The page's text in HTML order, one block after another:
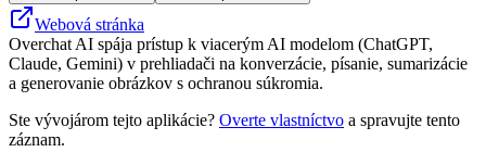
Webová stránka
Overchat AI spája prístup k viacerým AI modelom (ChatGPT,
Claude, Gemini) v prehliadači na konverzácie, písanie, sumarizácie
a generovanie obrázkov s ochranou súkromia.
Ste vývojárom tejto aplikácie? Overte vlastníctvo a spravujte tento
záznam.